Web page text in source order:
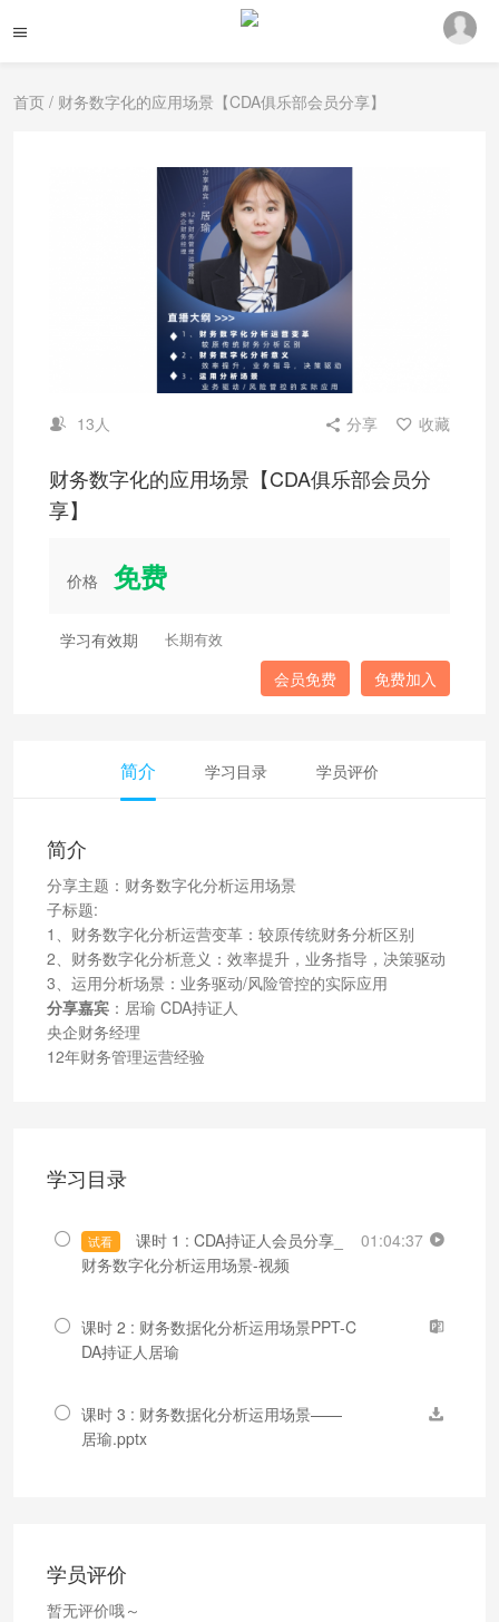
首页 / 财务数字化的应用场景【CDA俱乐部会员分享】
13人 分享 收藏
财务数字化的应用场景【CDA俱乐部会员分
享】
价格 免费
学习有效期 长期有效
免费加入
会员免费
简介 学习目录 学员评价
简介
分享主题：财务数字化分析运用场景
子标题:
1、财务数字化分析运营变革：较原传统财务分析区别
2、财务数字化分析意义：效率提升，业务指导，决策驱动
3、运用分析场景：业务驱动/风险管控的实际应用
分享嘉宾 ：居瑜 CDA持证人
央企财务经理
12年财务管理运营经验
学习目录
试看
课时 1 : CDA持证人会员分享_
财务数字化分析运用场景-视频
01:04:37
课时 2 : 财务数据化分析运用场景PPT-C
DA持证人居瑜
课时 3 : 财务数据化分析运用场景——
居瑜.pptx
学员评价
暂无评价哦～